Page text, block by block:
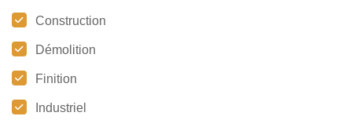
Construction
Démolition
Finition
Industriel